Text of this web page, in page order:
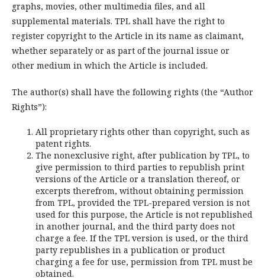
graphs, movies, other multimedia files, and all
supplemental materials. TPL shall have the right to
register copyright to the Article in its name as claimant,
whether separately or as part of the journal issue or
other medium in which the Article is included.
The author(s) shall have the following rights (the “Author
Rights”):
All proprietary rights other than copyright, such as
patent rights.
The nonexclusive right, after publication by TPL, to
give permission to third parties to republish print
versions of the Article or a translation thereof, or
excerpts therefrom, without obtaining permission
from TPL, provided the TPL-prepared version is not
used for this purpose, the Article is not republished
in another journal, and the third party does not
charge a fee. If the TPL version is used, or the third
party republishes in a publication or product
charging a fee for use, permission from TPL must be
obtained.